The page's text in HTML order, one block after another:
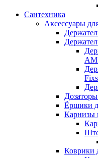
Сантехника
Аксессуары
Ёршики
Карнизы
Коврики